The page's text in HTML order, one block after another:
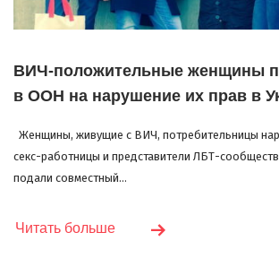
ВИЧ-положительные женщины
в ООН на нарушение их прав в
Женщины, живущие с ВИЧ, потребительницы
секс-работницы и представители ЛБТ-
подали совместный...
Читать больше